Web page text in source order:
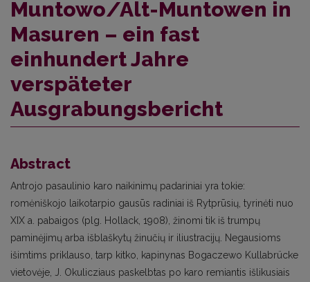
Muntowo/Alt-Muntowen in
Masuren – ein fast
einhundert Jahre
verspäteter
Ausgrabungsbericht
Abstract
Antrojo pasaulinio karo naikinimų padariniai yra tokie:
romėniškojo laikotarpio gausūs radiniai iš Rytprūsių, tyrinėti nuo
XIX a. pabaigos (plg. Hollack, 1908), žinomi tik iš trumpų
paminėjimų arba išblaškytų žinučių ir iliustracijų. Negausioms
išimtims priklauso, tarp kitko, kapinynas Bogaczewo Kullabrücke
vietovėje, J. Okulicziaus paskelbtas po karo remiantis išlikusiais